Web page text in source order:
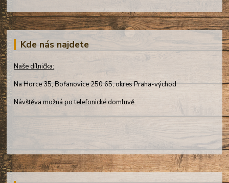
Kde nás najdete
Naše dílnička:
Na Horce 35, Bořanovice 250 65, okres Praha-východ
Návštěva možná po telefonické domluvě.